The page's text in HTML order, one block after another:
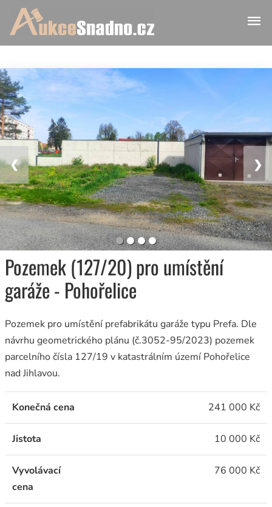
❮ ❯
Pozemek (127/20) pro umístění
garáže - Pohořelice
Pozemek pro umístění prefabrikátu garáže typu Prefa. Dle
návrhu geometrického plánu (č.3052-95/2023) pozemek
parcelního čísla 127/19 v katastrálním území Pohořelice
nad Jihlavou.
Konečná cena 241 000 Kč
Jistota 10 000 Kč
Vyvolávací
cena
76 000 Kč